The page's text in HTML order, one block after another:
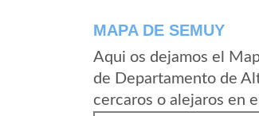
MAPA DE SEMUY
Aqui os dejamos el
de Departamento de
cercaros o alejaros en